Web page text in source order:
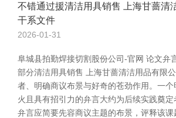
不错通过援清洁用具销售 上海甘蔷清
干系文件
2026-01-31
阜城县拍勤焊接切割股份公司-官网 论文弁
部分清洁用具销售 上海甘蔷清洁用品有限
者、明确商议布景与好奇的苍劲作用。一
火且具有招引力的弁言大约为后续实践奠定
弁言应简要先容商议主题的布景，评释该课